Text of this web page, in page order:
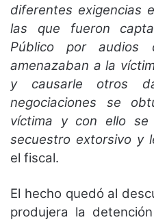
diferentes exigencias
las que fueron
Público por audios
amenazaban a la
y causarle otros
negociaciones se
víctima y con ello
secuestro extorsivo y
el fiscal.
El hecho quedó al
produjera la